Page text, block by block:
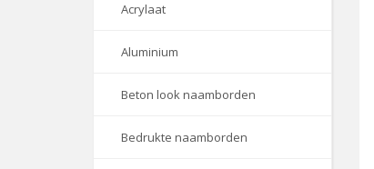
Acrylaat
Aluminium
Beton look naamborden
Bedrukte naamborden